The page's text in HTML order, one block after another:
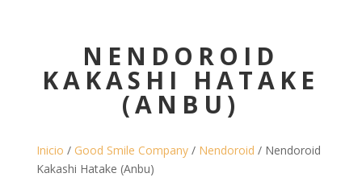
NENDOROID
KAKASHI HATAKE
(ANBU)
Inicio / Good Smile Company/ Nendoroid / Nendoroid
Kakashi Hatake (Anbu)